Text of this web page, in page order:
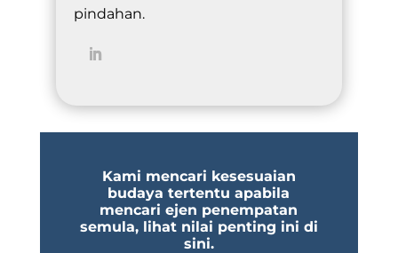
pindahan.
Kami mencari kesesuaian
budaya tertentu apabila
mencari ejen penempatan
semula, lihat nilai penting ini di
sini.